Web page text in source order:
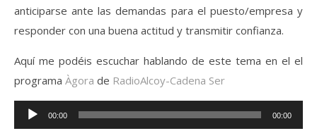
anticiparse ante las demandas para el puesto/empresa y
responder con una buena actitud y transmitir confianza.
Aquí me podéis escuchar hablando de este tema en el el
programa Àgora de RadioAlcoy-Cadena Ser
Reproductor
de
00:00 00:00